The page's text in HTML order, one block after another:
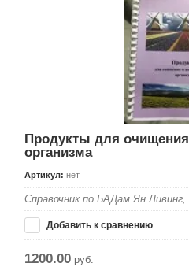
Продукты для очищения
организма
Артикул: нет
Справочник по БАДам Ян
Добавить к сравнению
1200.00 руб.